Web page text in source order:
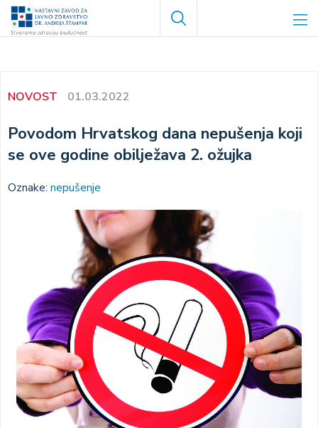
Skoči
Search
NOVOST 01.03.2022
Povodom Hrvatskog dana nepušenja koji
se ove godine obilježava 2. ožujka
Oznake: nepušenje